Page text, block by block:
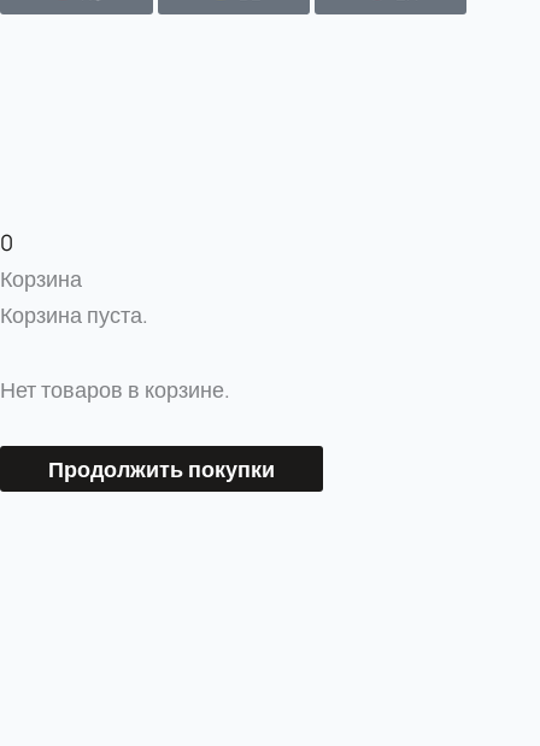
0
Корзина
Корзина пуста.
Нет товаров в корзине.
Продолжить покупки